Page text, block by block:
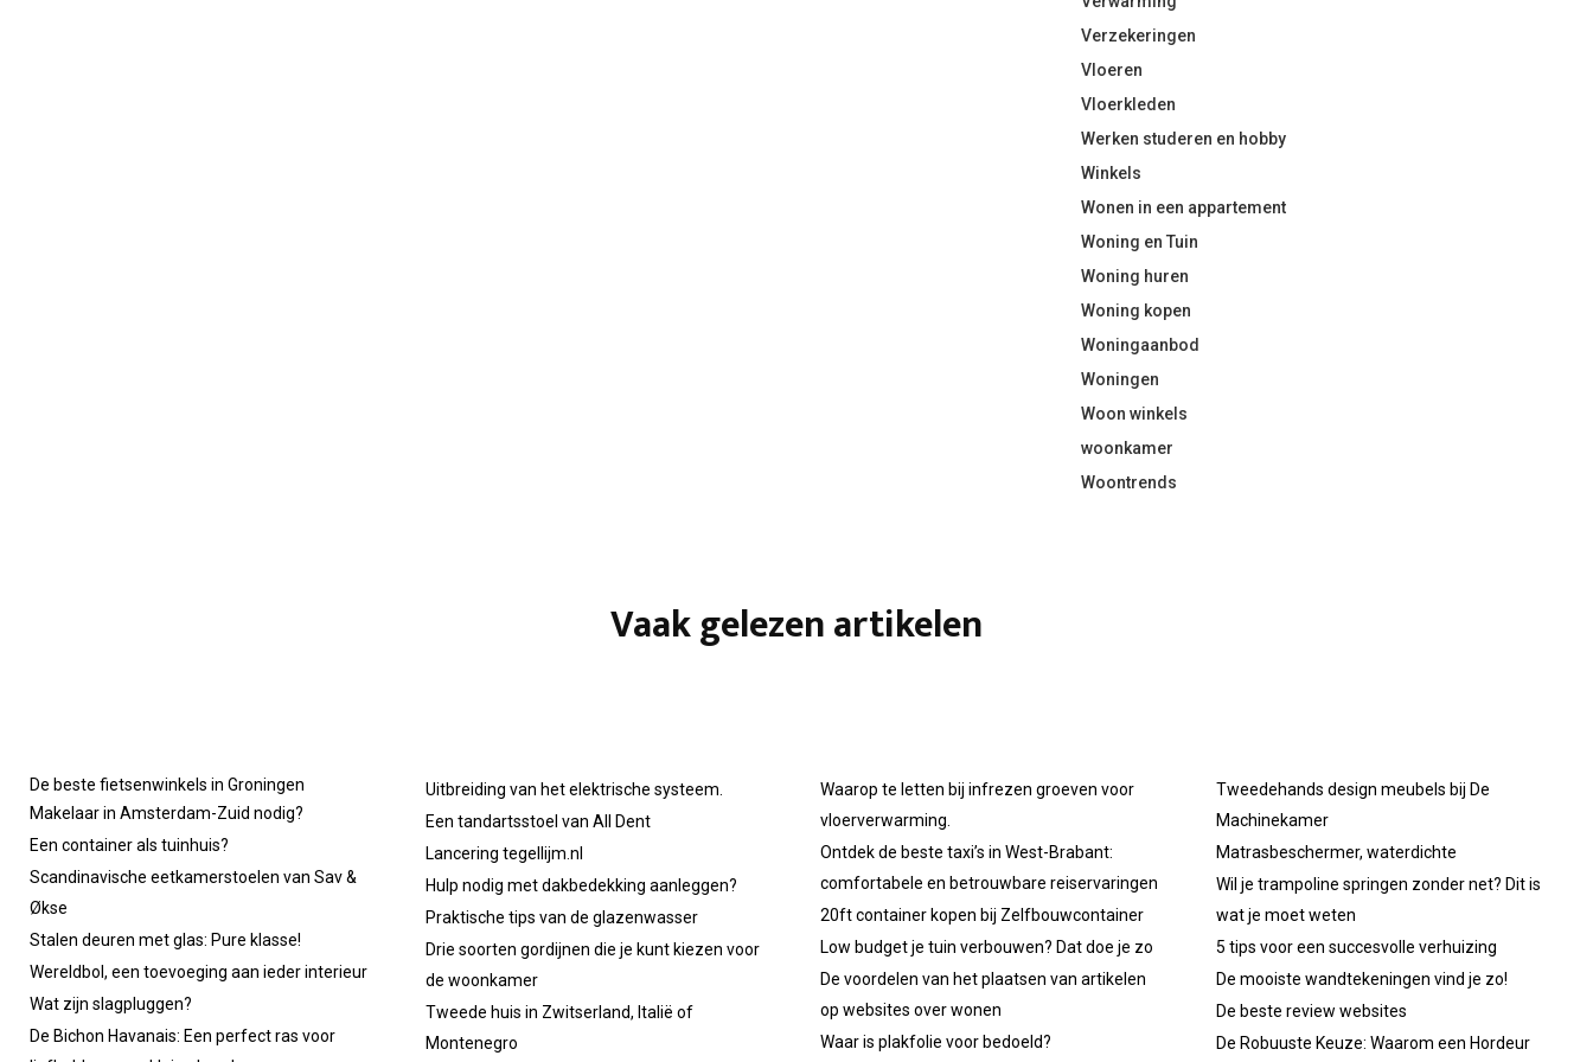
Verzekeringen
Vloeren
Vloerkleden
Werken studeren en hobby
Winkels
Wonen in een appartement
Woning en Tuin
Woning huren
Woning kopen
Woningaanbod
Woningen
Woon winkels
woonkamer
Woontrends
Vaak gelezen artikelen
De beste fietsenwinkels in Groningen
Makelaar in Amsterdam-Zuid nodig?
Een container als tuinhuis?
Scandinavische eetkamerstoelen van Sav &
Økse
Stalen deuren met glas: Pure klasse!
Wereldbol, een toevoeging aan ieder interieur
Wat zijn slagpluggen?
De Bichon Havanais: Een perfect ras voor
Uitbreiding van het elektrische systeem.
Een tandartsstoel van All Dent
Lancering tegellijm.nl
Hulp nodig met dakbedekking aanleggen?
Praktische tips van de glazenwasser
Drie soorten gordijnen die je kunt kiezen voor
de woonkamer
Tweede huis in Zwitserland, Italië of
Montenegro
Waarop te letten bij infrezen groeven voor
vloerverwarming.
Ontdek de beste taxi’s in West-Brabant:
comfortabele en betrouwbare reiservaringen
20ft container kopen bij Zelfbouwcontainer
Low budget je tuin verbouwen? Dat doe je zo
De voordelen van het plaatsen van artikelen
op websites over wonen
Waar is plakfolie voor bedoeld?
Tweedehands design meubels bij De
Machinekamer
Matrasbeschermer, waterdichte
Wil je trampoline springen zonder net? Dit is
wat je moet weten
5 tips voor een succesvolle verhuizing
De mooiste wandtekeningen vind je zo!
De beste review websites
De Robuuste Keuze: Waarom een Hordeur